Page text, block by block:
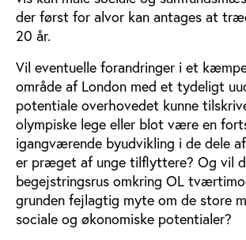
der først for alvor kan antages at
20 år.
Vil eventuelle forandringer i et
område af London med et tydeligt
potentiale overhovedet kunne
olympiske lege eller blot være en
igangværende byudvikling i de dele
er præget af unge tilflyttere? Og vil
begejstringsrus omkring OL
grunden fejlagtig myte om de store
sociale og økonomiske potentialer?